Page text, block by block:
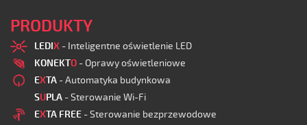
PRODUKTY
LEDIX - Inteligentne oświetlenie LED
KONEKTO - Oprawy oświetleniowe
EXTA - Automatyka budynkowa
SUPLA - Sterowanie Wi-Fi
EXTA FREE - Sterowanie bezprzewodowe